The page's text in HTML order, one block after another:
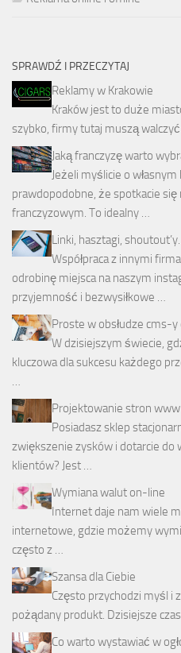
SPRAWDŹ I PRZECZYTAJ
Reklamy w Krakowie
Kraków jest to duże
szybko, firmy tutaj muszą
Jaką franczyzę warto
Jeżeli myślicie o
prawdopodobne, że spotkacie
franczyzowym. To idealny …
Linki, hasztagi,
Współpraca z innymi
odrobinę miejsca na naszym
przyjemność i bezwysiłkowe …
Proste w obsłudze cms-y
W dzisiejszym świecie,
kluczowa dla sukcesu każdego
…
Projektowanie stron www
Posiadasz sklep
zwiększenie zysków i dotarcie do
klientów? Jest …
Wymiana walut on-line
Internet daje nam wiele
internetowe, gdzie możemy
często z …
Szansa dla Ciebie
Często przychodzi myśl i
pożądany produkt. Dzisiejsze
Co warto wystawiać w